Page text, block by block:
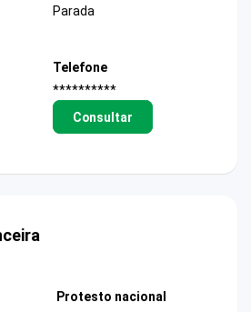
Parada
Telefone
**********
Consultar
Protesto nacional